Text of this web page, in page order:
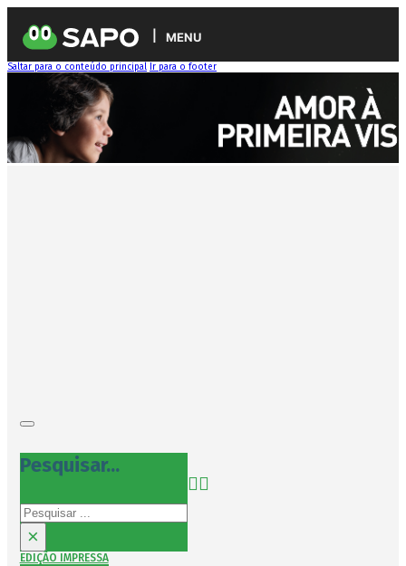
MENU
Saltar para o conteúdo principal Ir para o footer
Pesquisar...
Pesquisar
×
EDIÇÃO IMPRESSA